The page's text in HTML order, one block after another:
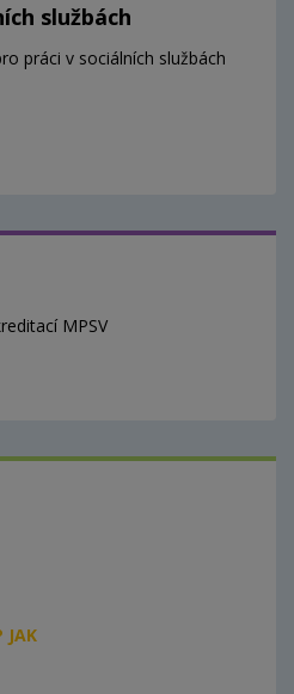
službách
práci v sociálních službách
MPSV